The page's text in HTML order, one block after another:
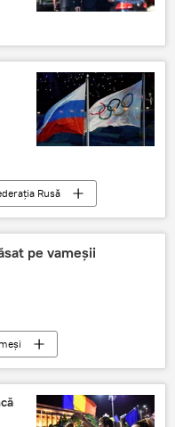
Rusă
2018pe vameșii